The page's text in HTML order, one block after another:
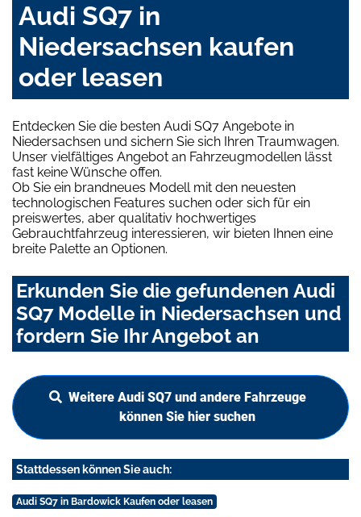
Audi SQ7 in
Niedersachsen kaufen
oder leasen
Entdecken Sie die besten Audi SQ7 Angebote in
Niedersachsen und sichern Sie sich Ihren Traumwagen.
Unser vielfältiges Angebot an Fahrzeugmodellen lässt
fast keine Wünsche offen.
Ob Sie ein brandneues Modell mit den neuesten
technologischen Features suchen oder sich für ein
preiswertes, aber qualitativ hochwertiges
Gebrauchtfahrzeug interessieren, wir bieten Ihnen eine
breite Palette an Optionen.
Erkunden Sie die gefundenen Audi
SQ7 Modelle in Niedersachsen und
fordern Sie Ihr Angebot an
Weitere Audi SQ7 und andere Fahrzeuge
können Sie hier suchen
Stattdessen können Sie auch:
Audi SQ7 in Bardowick Kaufen oder leasen